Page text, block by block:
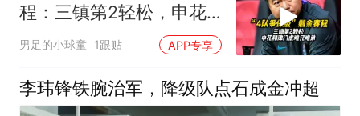
程：三镇第2轻松，申花
和津门虎难兄难弟
男足的小球童 1跟贴 APP专享
李玮锋铁腕治军，降级队点石成金冲超